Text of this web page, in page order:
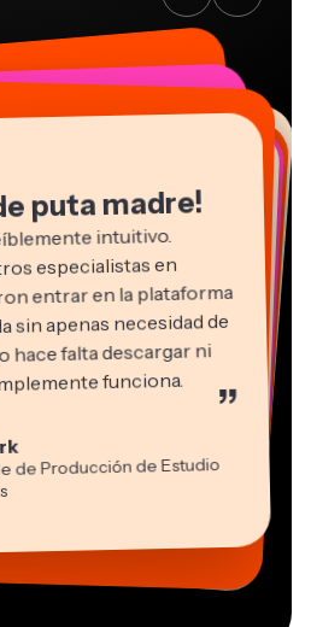
puta madre!
intuitivo.
especialistas en
entrar en la plataforma
sin apenas necesidad de
hace falta descargar ni
funciona. ”
de Producción de Estudio
en EPATHLON
Farla
Contenidos
freelance virtual